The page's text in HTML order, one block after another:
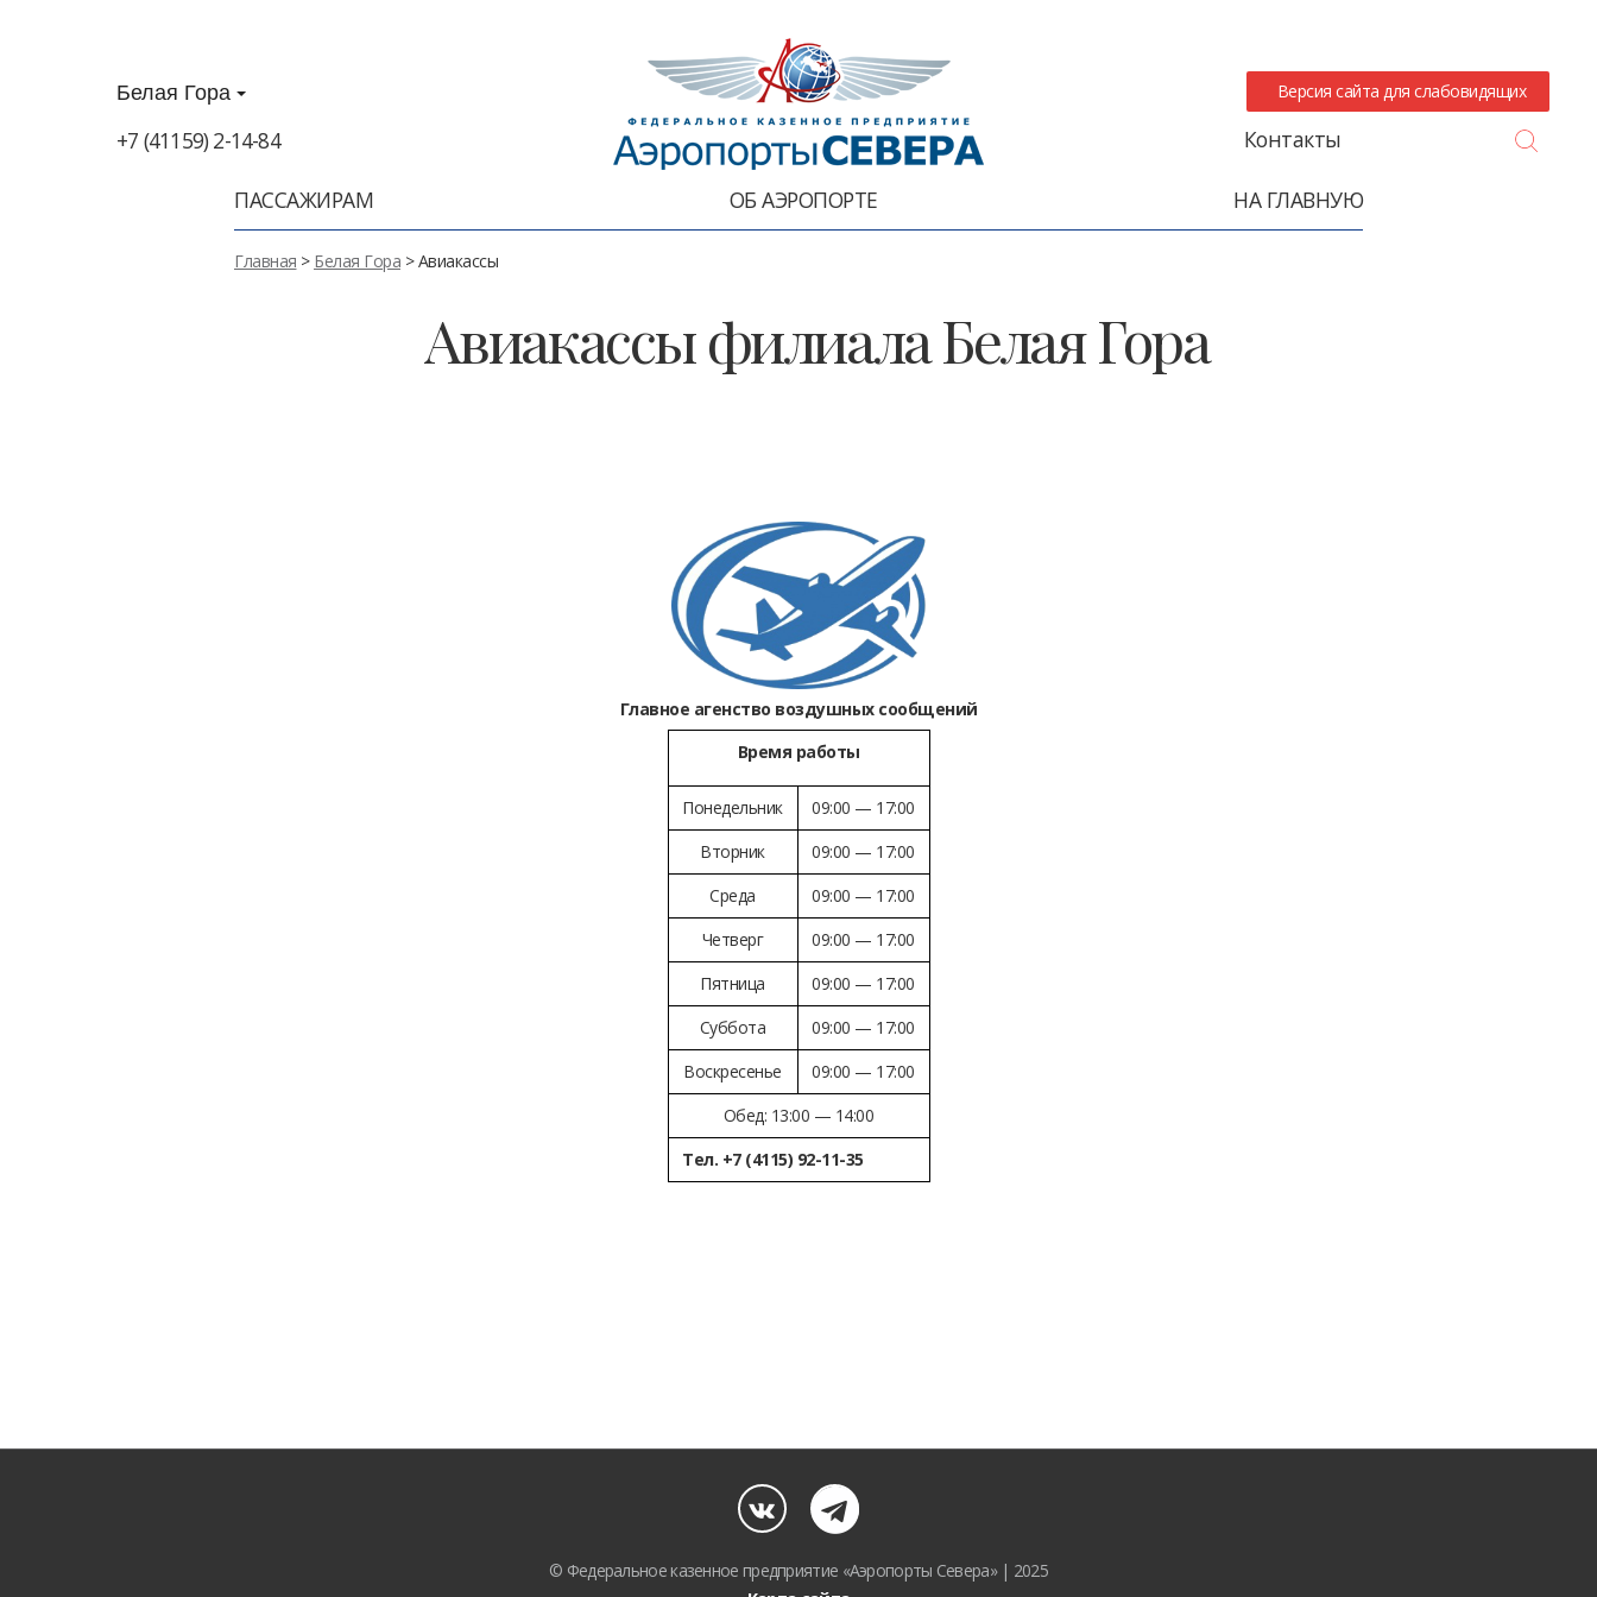
Белая Гора
+7 (41159) 2-14-84
Версия сайта для слабовидящих
Контакты
ПАССАЖИРАМ ОБ АЭРОПОРТЕ НА ГЛАВНУЮ
Главная > Белая Гора > Авиакассы
Авиакассы филиала Белая Гора
Главное агенство воздушных сообщений
Время работы
Понедельник
09:00 — 17:00
Вторник
09:00 — 17:00
Среда
09:00 — 17:00
Четверг
09:00 — 17:00
Пятница
09:00 — 17:00
Суббота
09:00 — 17:00
Воскресенье
09:00 — 17:00
Обед: 13:00 — 14:00
Тел. +7 (4115) 92-11-35
© Федеральное казенное предприятие «Аэропорты Севера» | 2025